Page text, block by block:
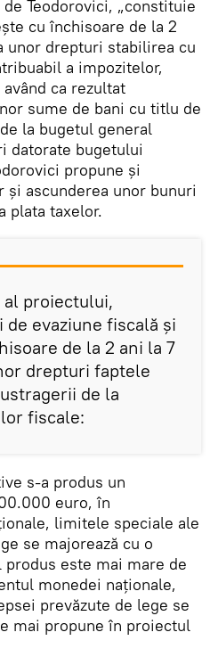
Teodorovici, „constituie
cu închisoare de la 2
unor drepturi stabilirea cu
a impozitelor,
ca rezultat
sume de bani cu titlu de
la bugetul general
datorate bugetului
propune şi
ascunderea unor bunuri
plata taxelor.
proiectului,
evaziune fiscală şi
de la 2 ani la 7
drepturi faptele
de la
fiscale:
s-a produs un
euro, în
limitele speciale ale
se majorează cu o
este mai mare de
monedei naţionale,
prevăzute de lege se
mai propune în proiectul